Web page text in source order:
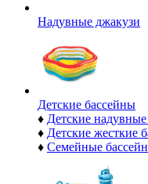
Надувные джакузи
Детские бассейны
♦ Детские
♦ Детские жесткие
♦ Семейные